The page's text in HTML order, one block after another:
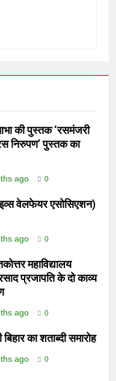
की पुस्तक ‘रसमंजरी
निरुपण’ पुस्तक का
ago 0
वेलफेयर एसोसिएशन)
ago 0
महाविद्यालय
प्रजापति के दो काव्य
ago 0
का शताब्दी समारोह
ago 0